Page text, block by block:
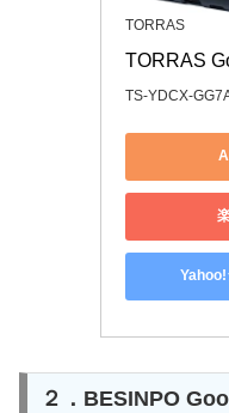
TORRAS
TORRAS
TS-YDCX-
Yahoo!
２．BESINPO